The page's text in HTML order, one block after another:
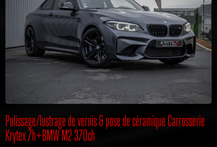
Polissage/lustrage de vernis & pose de céramique Carrosserie
Krytex 7h+BMW M2 370ch